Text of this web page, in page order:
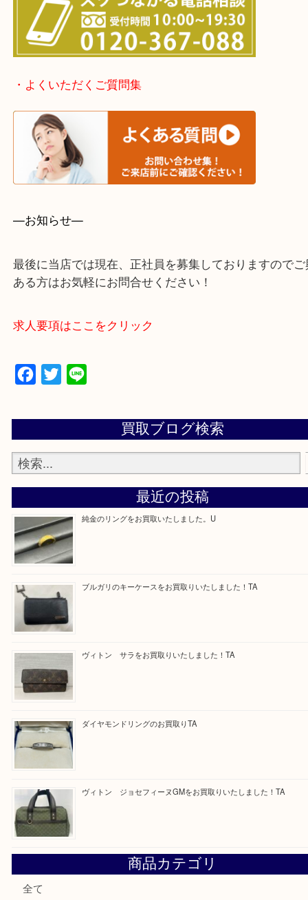
上記に記載がないエリアでもご相談ください。
・事前相談はお電話で解決
・よくいただくご質問集
—お知らせ—
最後に当店では現在、正社員を募集しておりますの
ある方はお気軽にお問合せください！
求人要項はここをクリック
Facebook
Twitter
純金のリングをお買取いたしました。U
ブルガリのキーケースをお買取りいたしました！TA